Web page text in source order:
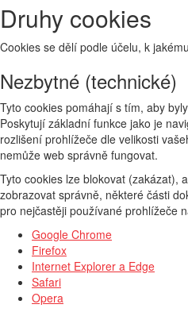
Druhy cookies
Cookies se dělí podle účelu, k
Nezbytné (technické)
Tyto cookies pomáhají s tím, aby
Poskytují základní funkce jako je
rozlišení prohlížeče dle velikosti
nemůže web správně fungovat.
Tyto cookies lze blokovat (zakázat),
zobrazovat správně, některé části
pro nejčastěji používané prohlížeče
Google Chrome
Firefox
Internet Explorer a Edge
Safari
Opera